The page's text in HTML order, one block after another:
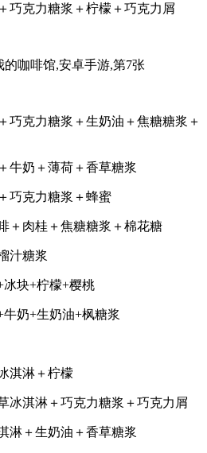
巧克力糖浆＋柠檬＋巧克力屑
巧克力糖浆＋生奶油＋焦糖糖浆＋
牛奶＋薄荷＋香草糖浆
巧克力糖浆＋蜂蜜
＋肉桂＋焦糖糖浆＋棉花糖
汁糖浆
块+柠檬+樱桃
奶+生奶油+枫糖浆
淇淋＋柠檬
冰淇淋＋巧克力糖浆＋巧克力屑
淋＋生奶油＋香草糖浆